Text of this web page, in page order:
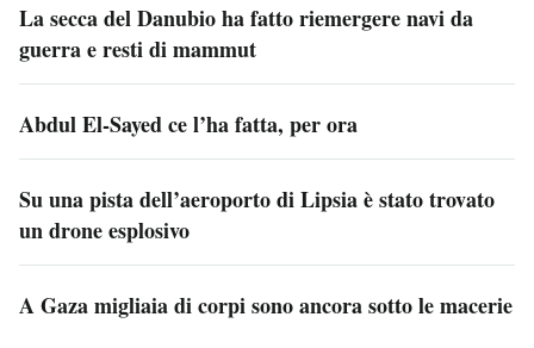
La secca del Danubio ha fatto riemergere navi da
guerra e resti di mammut
Abdul El-Sayed ce l’ha fatta, per ora
Su una pista dell’aeroporto di Lipsia è stato trovato
un drone esplosivo
A Gaza migliaia di corpi sono ancora sotto le macerie